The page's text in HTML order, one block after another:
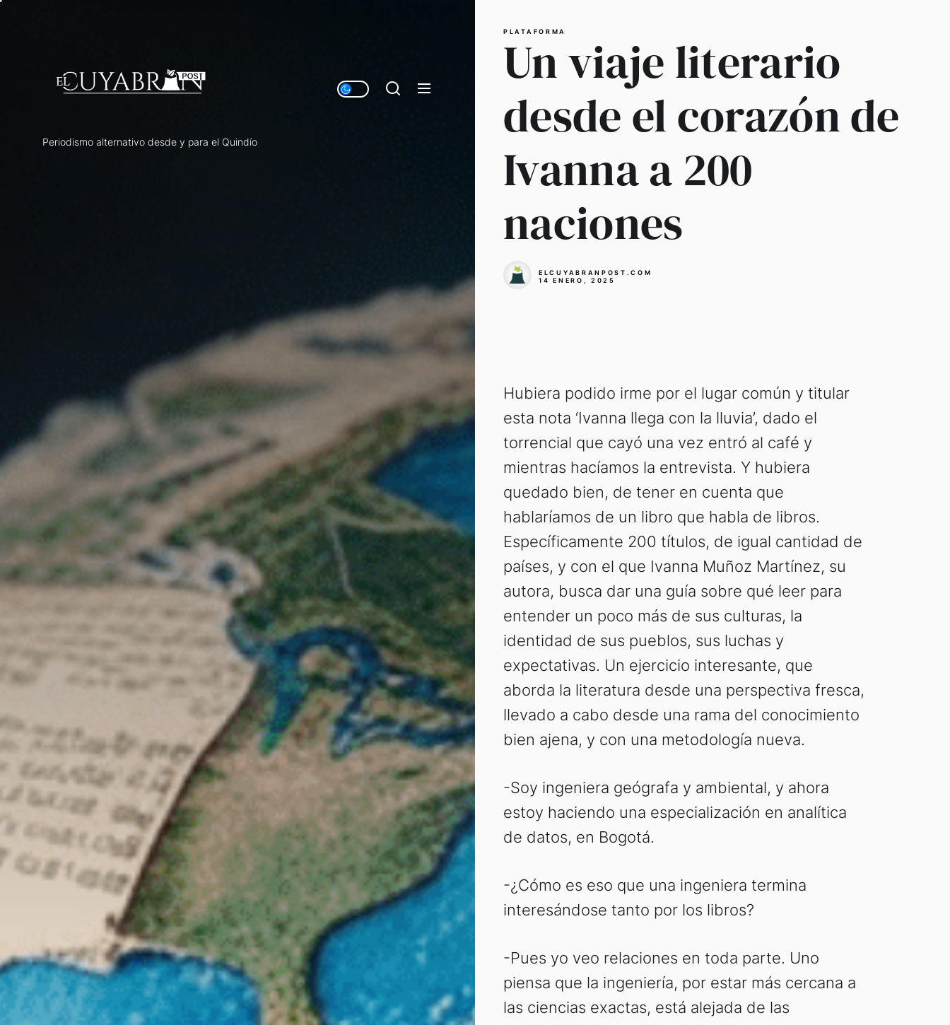
Periodismo alternativo desde y para el Quindío
PLATAFORMA
Un viaje literario
desde el corazón de
Ivanna a 200
naciones
ELCUYABRANPOST.COM
14 ENERO, 2025
Hubiera podido irme por el lugar común y titular
esta nota ‘Ivanna llega con la lluvia’, dado el
torrencial que cayó una vez entró al café y
mientras hacíamos la entrevista. Y hubiera
quedado bien, de tener en cuenta que
hablaríamos de un libro que habla de libros.
Específicamente 200 títulos, de igual cantidad de
países, y con el que Ivanna Muñoz Martínez, su
autora, busca dar una guía sobre qué leer para
entender un poco más de sus culturas, la
identidad de sus pueblos, sus luchas y
expectativas. Un ejercicio interesante, que
aborda la literatura desde una perspectiva fresca,
llevado a cabo desde una rama del conocimiento
bien ajena, y con una metodología nueva.
-Soy ingeniera geógrafa y ambiental, y ahora
estoy haciendo una especialización en analítica
de datos, en Bogotá.
-¿Cómo es eso que una ingeniera termina
interesándose tanto por los libros?
-Pues yo veo relaciones en toda parte. Uno
piensa que la ingeniería, por estar más cercana a
las ciencias exactas, está alejada de las